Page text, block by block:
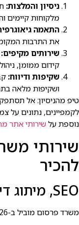
ניסיון והמלצות:
מלקוחות קיימים
התאמה
את התרבות
שירותים מקיפים:
קידום ממומן,
שקיפות ודיווח:
ושקיפות מלאה
טיפ מהניסיון: אל
לקמפיינים, נתונים על
נוספת עלשירותי אתר
שירותי
להכיר
SEO, מיתוג דיגיטלי, ניהול רשתות ועוד
משרד פרסום מוביל ב-2026 ב